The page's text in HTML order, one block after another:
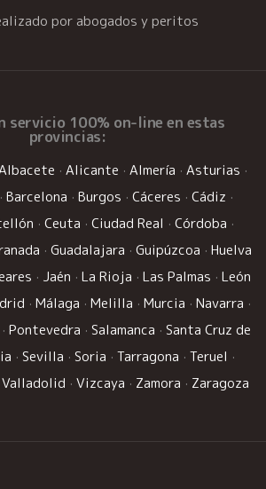
por abogados y peritos
servicio 100% on-line en estas
provincias:
· Alicante · Almería · Asturias ·
· Barcelona · Burgos · Cáceres · Cádiz ·
· Ceuta · Ciudad Real · Córdoba ·
· Guadalajara · Guipúzcoa · Huelva
· Jaén · La Rioja · Las Palmas · León
· Málaga · Melilla · Murcia · Navarra ·
· Pontevedra · Salamanca · Santa Cruz de
· Sevilla · Soria · Tarragona · Teruel ·
Valladolid · Vizcaya · Zamora · Zaragoza